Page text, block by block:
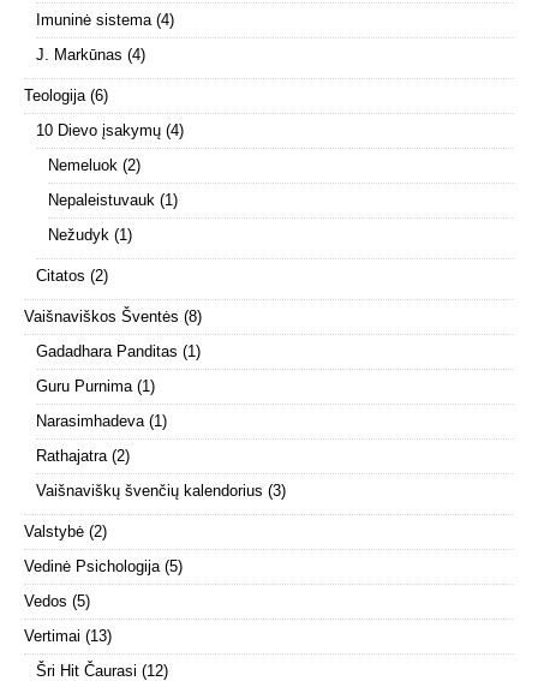
Imuninė sistema (4)
J. Markūnas (4)
Teologija (6)
10 Dievo įsakymų (4)
Nemeluok (2)
Nepaleistuvauk (1)
Nežudyk (1)
Citatos (2)
Vaišnaviškos Šventės (8)
Gadadhara Panditas (1)
Guru Purnima (1)
Narasimhadeva (1)
Rathajatra (2)
Vaišnaviškų švenčių kalendorius (3)
Valstybė (2)
Vedinė Psichologija (5)
Vedos (5)
Vertimai (13)
Šri Hit Čaurasi (12)